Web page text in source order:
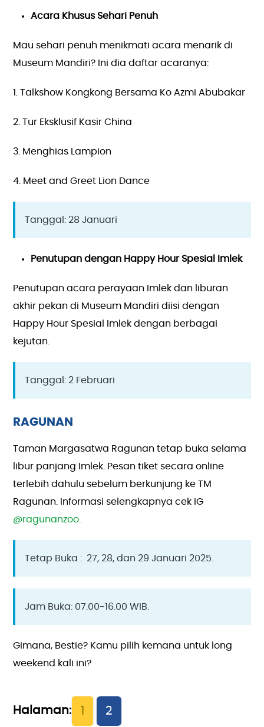
Acara Khusus Sehari Penuh
Mau sehari penuh menikmati acara menarik di
Museum Mandiri? Ini dia daftar acaranya:
1. Talkshow Kongkong Bersama Ko Azmi Abubakar
2. Tur Eksklusif Kasir China
3. Menghias Lampion
4. Meet and Greet Lion Dance
Tanggal: 28 Januari
Penutupan dengan Happy Hour Spesial Imlek
Penutupan acara perayaan Imlek dan liburan
akhir pekan di Museum Mandiri diisi dengan
Happy Hour Spesial Imlek dengan berbagai
kejutan.
Tanggal: 2 Februari
RAGUNAN
Taman Margasatwa Ragunan tetap buka selama
libur panjang Imlek. Pesan tiket secara online
terlebih dahulu sebelum berkunjung ke TM
Ragunan. Informasi selengkapnya cek IG
@ragunanzoo.
Tetap Buka : 27, 28, dan 29 Januari 2025.
Jam Buka: 07.00-16.00 WIB.
Gimana, Bestie? Kamu pilih kemana untuk long
weekend kali ini?
2